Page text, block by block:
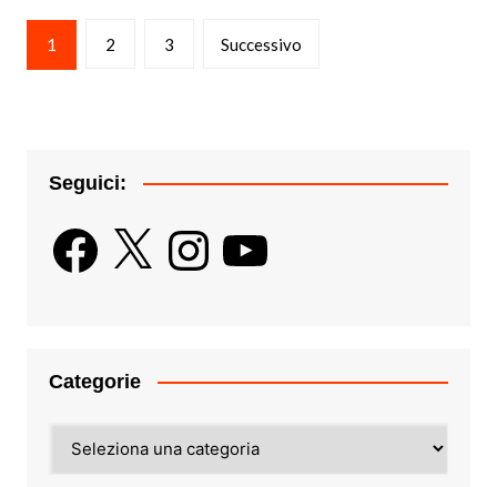
Paginazione
degli
1 2 3 Successivo
Seguici:
Facebook
X InstagramYouTube
Categorie